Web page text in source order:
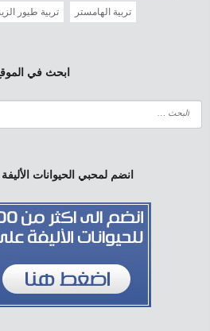
تربية الهامستر تربية طيور
ابحث في
انضم لمحبي الحيوانات